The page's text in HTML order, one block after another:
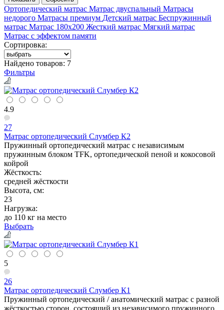
Ортопедический матрас Матрас двуспальный Матрасы
недорого Матрасы премиум Детский матрас Беспружинный
матрас Матрас 180х200 Жесткий матрас Мягкий матрас
Матрас с эффектом памяти
Сортировка:
Найдено товаров: 7
Фильтры
4.9
27
Матрас ортопедический Слумбер К2
Пружинный ортопедический матрас с независимым
пружинным блоком TFK, ортопедической пеной и кокосовой
койрой
Жёсткость:
средней жёсткости
Высота, см:
23
Нагрузка:
до 110 кг на место
Выбрать
5
26
Матрас ортопедический Слумбер К1
Пружинный ортопедический / анатомический матрас с разной
жёсткостью сторон, состоящий из независимого пружинного